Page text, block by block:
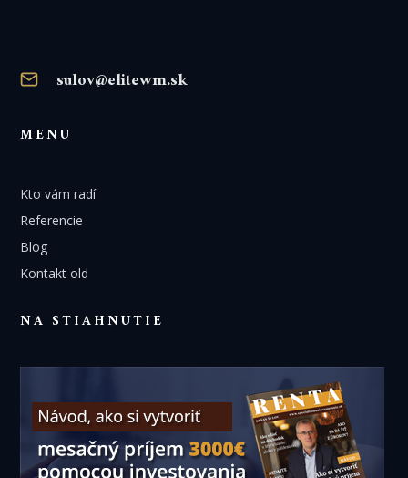
sulov@elitewm.sk
MENU
Kto vám radí
Referencie
Blog
Kontakt old
NA STIAHNUTIE